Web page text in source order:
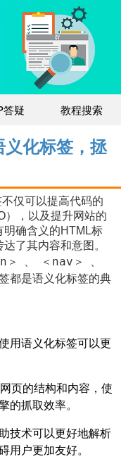
答疑 教程搜索
化标签，拯
仅可以提高代码的
），以及提升网站的
明确含义的HTML标
了其内容和意图。
＞ ＜nav＞
都是语义化标签的典
用语义化标签可以更
页的结构和内容，使
的抓取效率。
技术可以更好地解析
用户更加友好。